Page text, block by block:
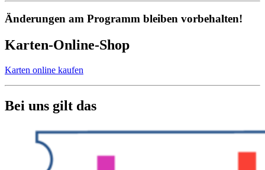
Änderungen am Programm bleiben vorbehalten!
Karten-Online-Shop
Karten online kaufen
Bei uns gilt das